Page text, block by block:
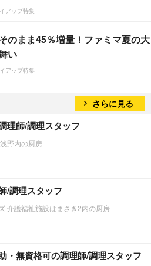
アップ特集
のまま45％増量！ファミマ夏の大
い
アップ特集
さらに見る
理師/調理スタッフ
野内の厨房
/調理スタッフ
介護福祉施設はまさき2内の厨房
・無資格可の調理師/調理スタッフ